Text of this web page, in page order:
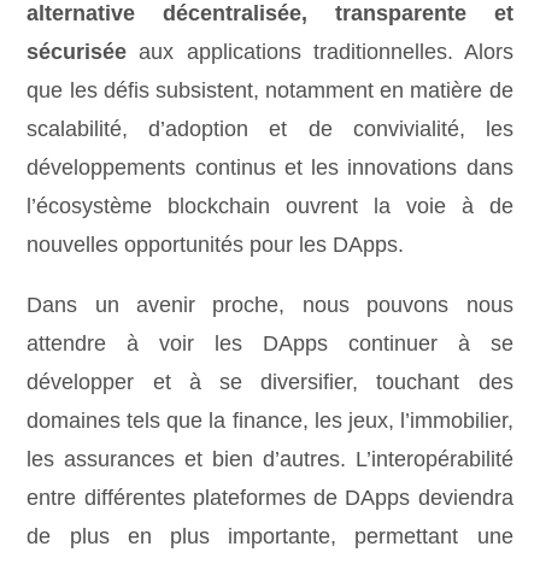
alternative décentralisée, transparente et
sécurisée aux applications traditionnelles. Alors
que les défis subsistent, notamment en matière de
scalabilité, d’adoption et de convivialité, les
développements continus et les innovations dans
l’écosystème blockchain ouvrent la voie à de
nouvelles opportunités pour les DApps.
Dans un avenir proche, nous pouvons nous
attendre à voir les DApps continuer à se
développer et à se diversifier, touchant des
domaines tels que la finance, les jeux, l’immobilier,
les assurances et bien d’autres. L’interopérabilité
entre différentes plateformes de DApps deviendra
de plus en plus importante, permettant une